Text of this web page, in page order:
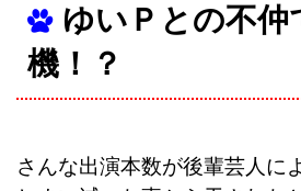
ゆいＰとの不仲
機！？
さんな出演本数が後輩芸人に